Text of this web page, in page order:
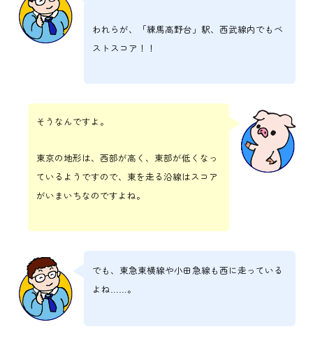
われらが、「練馬高野台」駅、西武線内でもベ
ストスコア！！
そうなんですよ。
東京の地形は、西部が高く、東部が低くなっ
ているようですので、東を走る沿線はスコア
がいまいちなのですよね。
でも、東急東横線や小田急線も西に走っている
よね……。